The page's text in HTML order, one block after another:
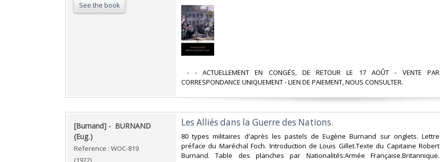
See the book
‎ - - ACTUELLEMENT EN CONGÉS, DE RETOUR LE 17 AOÛT - VENTE PAR
CORRESPONDANCE UNIQUEMENT - LIEN DE PAIEMENT, NOUS CONSULTER.‎
‎[Burnand] - ‎ ‎BURNAND
(Eug.)‎
Reference : WOC-819
(1922)
‎Les Alliés dans la Guerre des Nations.‎
‎80 types militaires d'après les pastels de Eugène Burnand sur onglets. Lettre
préface du Maréchal Foch. Introduction de Louis Gillet.Texte du Capitaine Robert
Burnand. Table des planches par Nationalités:Armée Française.Britannique.